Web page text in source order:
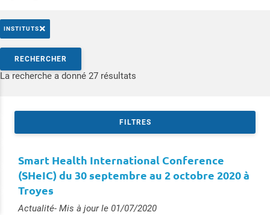
INSTITUTS×
Rechercher par mots-clés
RECHERCHER
La recherche a donné 27 résultats
FILTRES
Smart Health International Conference
(SHeIC) du 30 septembre au 2 octobre 2020 à
Troyes
Type :
Actualité- Mis à jour le 01/07/2020